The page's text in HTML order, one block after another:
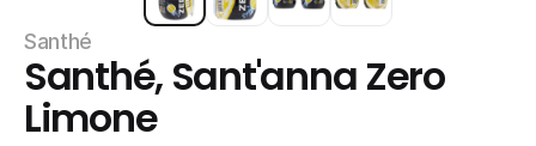
Santhé
Santhé, Sant'anna Zero
Limone